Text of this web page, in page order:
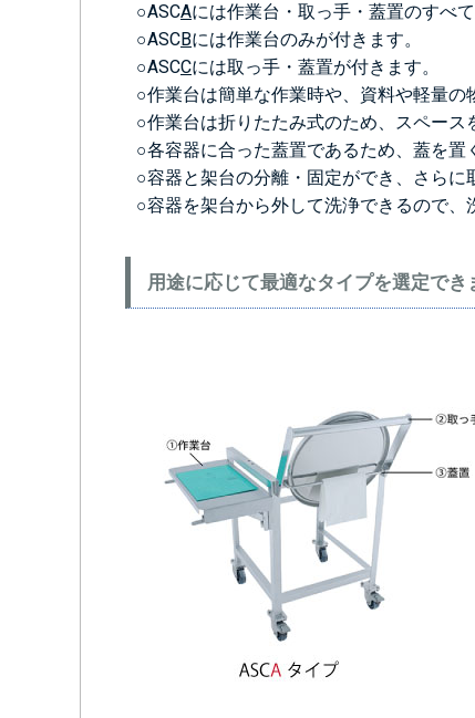
○ASCAには作業台・取っ手・蓋置のすべて
○ASCBには作業台のみが付きます。
○ASCCには取っ手・蓋置が付きます。
○作業台は簡単な作業時や、資料や軽量の
○作業台は折りたたみ式のため、スペース
○各容器に合った蓋置であるため、蓋を置
○容器と架台の分離・固定ができ、さらに
○容器を架台から外して洗浄できるので、
用途に応じて最適なタイプを選定でき